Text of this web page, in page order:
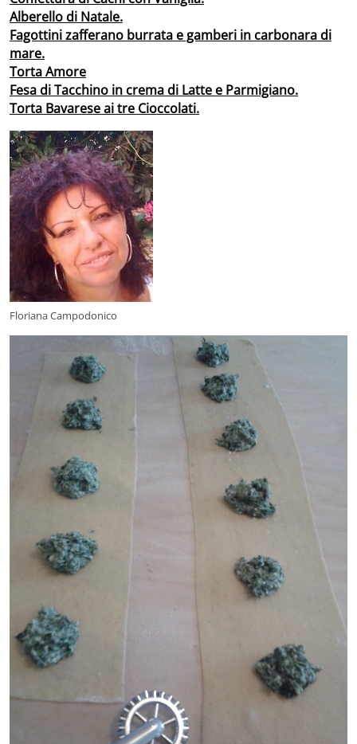
Alberello di Natale.
Fagottini zafferano burrata e gamberi in carbonara di
mare.
Torta Amore
Fesa di Tacchino in crema di Latte e Parmigiano.
Torta Bavarese ai tre Cioccolati.
Floriana Campodonico